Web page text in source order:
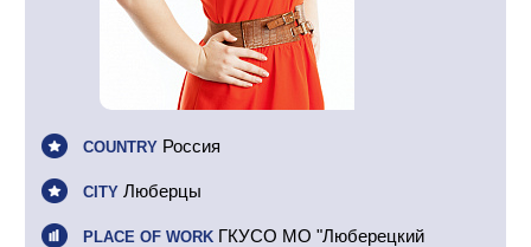
COUNTRY Россия
CITY Люберцы
PLACE OF WORK ГКУСО МО "Люберецкий